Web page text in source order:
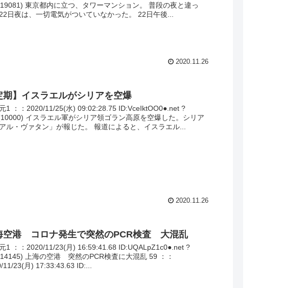
東京都内に立つ、タワーマンション。 普段の夜と違っ
日夜は、一切電気がついていなかった。 22日午後...
2020.11.26
期】イスラエルがシリアを空爆
1 ：：2020/11/25(水) 09:02:28.75 ID:VceIktOO0●.net ?
イスラエル軍がシリア領ゴラン高原を空爆した。シリア
ル・ヴァタン」が報じた。 報道によると、イスラエル...
2020.11.26
空港 コロナ発生で突然のPCR検査 大混乱
1 ：：2020/11/23(月) 16:59:41.68 ID:UQALpZ1c0●.net ?
上海の空港 突然のPCR検査に大混乱 59 ：：
11/23(月) 17:33:43.63 ID:...